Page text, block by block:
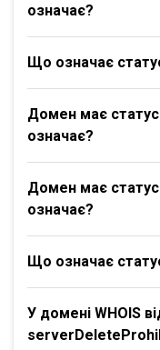
означає?
Що означає
Домен має
означає?
Домен має
означає?
Що означає
У домені WHOIS